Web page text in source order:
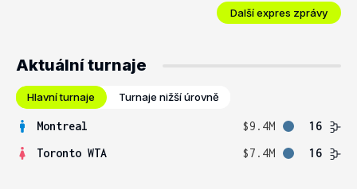
Další expres zprávy
Aktuální turnaje
Hlavní turnaje Turnaje nižší úrovně
Montreal $9.4M
16
Toronto WTA
$7.4M 16